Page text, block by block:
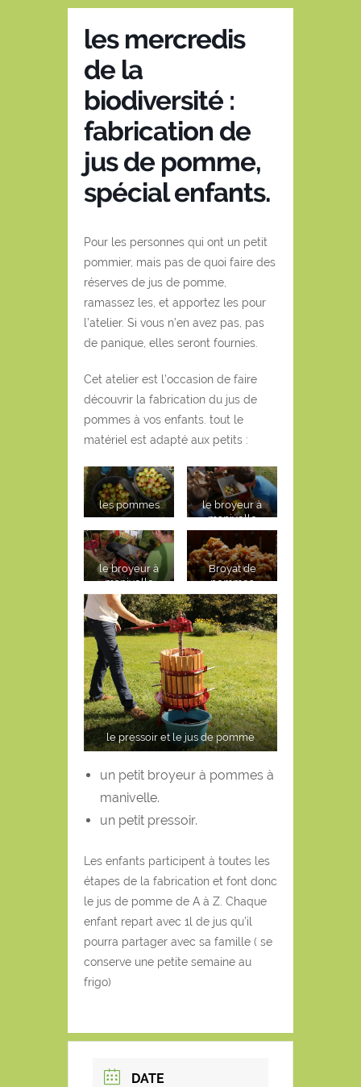
les mercredis
de la
biodiversité :
fabrication de
jus de pomme,
spécial enfants.
Pour les personnes qui ont un petit
pommier, mais pas de quoi faire des
réserves de jus de pomme,
ramassez les, et apportez les pour
l’atelier. Si vous n’en avez pas, pas
de panique, elles seront fournies.
Cet atelier est l’occasion de faire
découvrir la fabrication du jus de
pommes à vos enfants. tout le
matériel est adapté aux petits :
les pommes
le broyeur à
manivelle
le broyeur à
manivelle
Broyat de
pommes
le pressoir et le jus de pomme
un petit broyeur à pommes à
manivelle.
un petit pressoir.
Les enfants participent à toutes les
étapes de la fabrication et font donc
le jus de pomme de A à Z. Chaque
enfant repart avec 1l de jus qu’il
pourra partager avec sa famille ( se
conserve une petite semaine au
frigo)
DATE